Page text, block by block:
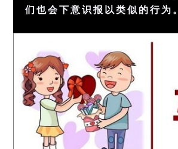
们也会下意识报以类似的行为。